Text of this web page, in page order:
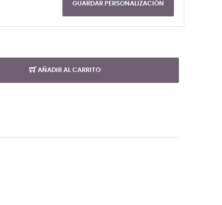
GUARDAR PERSONALIZACIÓN
AÑADIR AL CARRITO